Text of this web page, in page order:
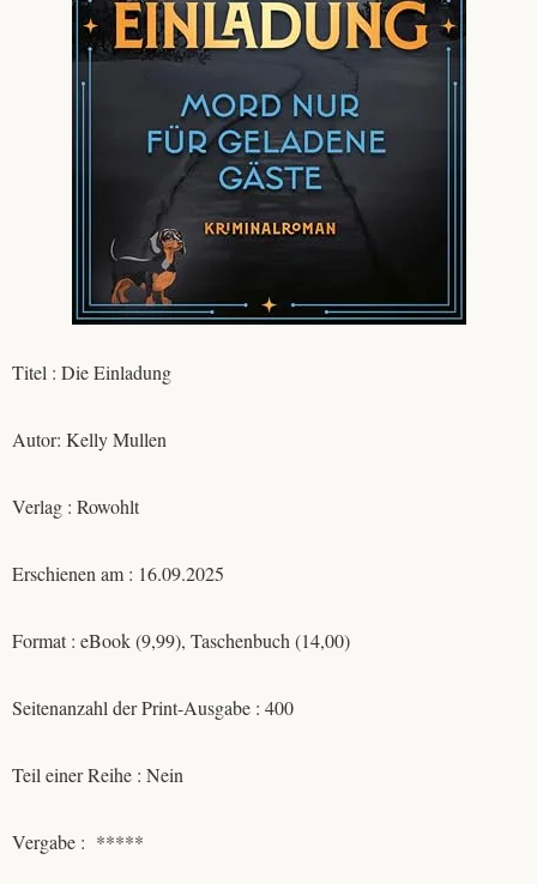
Titel : Die Einladung
Autor: Kelly Mullen
Verlag : ‎Rowohlt
Erschienen am : 16.09.2025
Format : eBook (9,99), Taschenbuch (14,00)
Seitenanzahl der Print-Ausgabe : 400
Teil einer Reihe : Nein
Vergabe : *****